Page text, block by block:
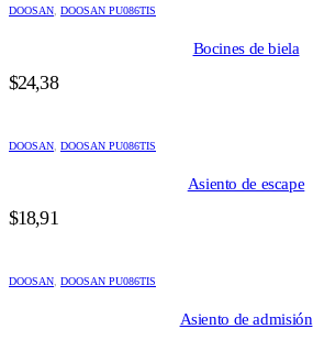
DOOSAN DOOSAN PU086TIS
Bocines de biela
$24,38
DOOSAN DOOSAN PU086TIS
Asiento de escape
$18,91
DOOSAN DOOSAN PU086TIS
Asiento de admisión